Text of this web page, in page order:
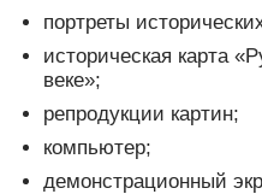
портреты
историческая карта
веке»;
репродукции картин;
компьютер;
демонстрационный